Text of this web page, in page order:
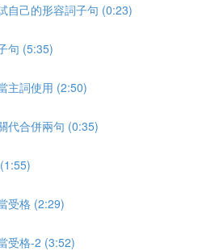
自己的形容詞子句 (0:23)
句 (5:35)
主詞使用 (2:50)
代合併兩句 (0:35)
受格 (2:29)
受格-2 (3:52)